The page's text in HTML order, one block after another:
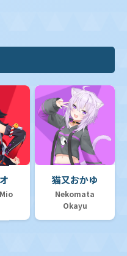
猫又おかゆ
Nekomata
Okayu